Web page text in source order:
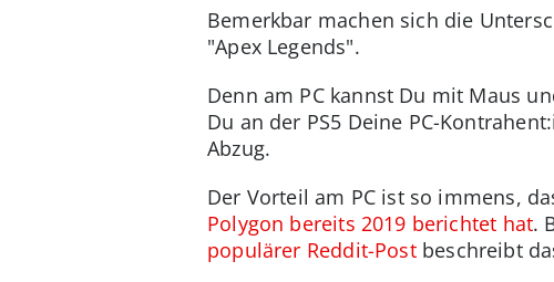
Bemerkbar machen sich die
"Apex Legends".
Denn am PC kannst Du mit Maus
Du an der PS5 Deine PC-
Abzug.
Der Vorteil am PC ist so immens,
Polygon bereits 2019 berichtet hat.
populärer Reddit-Postbeschreibt